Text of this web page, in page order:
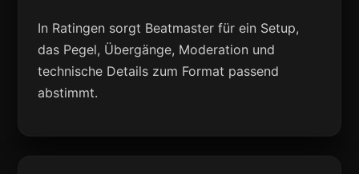
In Ratingen sorgt Beatmaster für ein Setup,
das Pegel, Übergänge, Moderation und
technische Details zum Format passend
abstimmt.